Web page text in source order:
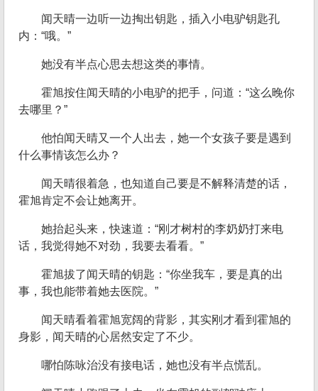
闻天晴一边听一边掏出钥匙，插入小电驴钥匙孔
内：“哦。”
她没有半点心思去想这类的事情。
霍旭按住闻天晴的小电驴的把手，问道：“这么晚你
去哪里？”
他怕闻天晴又一个人出去，她一个女孩子要是遇到
什么事情该怎么办？
闻天晴很着急，也知道自己要是不解释清楚的话，
霍旭肯定不会让她离开。
她抬起头来，快速道：“刚才树村的李奶奶打来电
话，我觉得她不对劲，我要去看看。”
霍旭拔了闻天晴的钥匙：“你坐我车，要是真的出
事，我也能带着她去医院。”
闻天晴看着霍旭宽阔的背影，其实刚才看到霍旭的
身影，闻天晴的心居然安定了不少。
哪怕陈咏治没有接电话，她也没有半点慌乱。